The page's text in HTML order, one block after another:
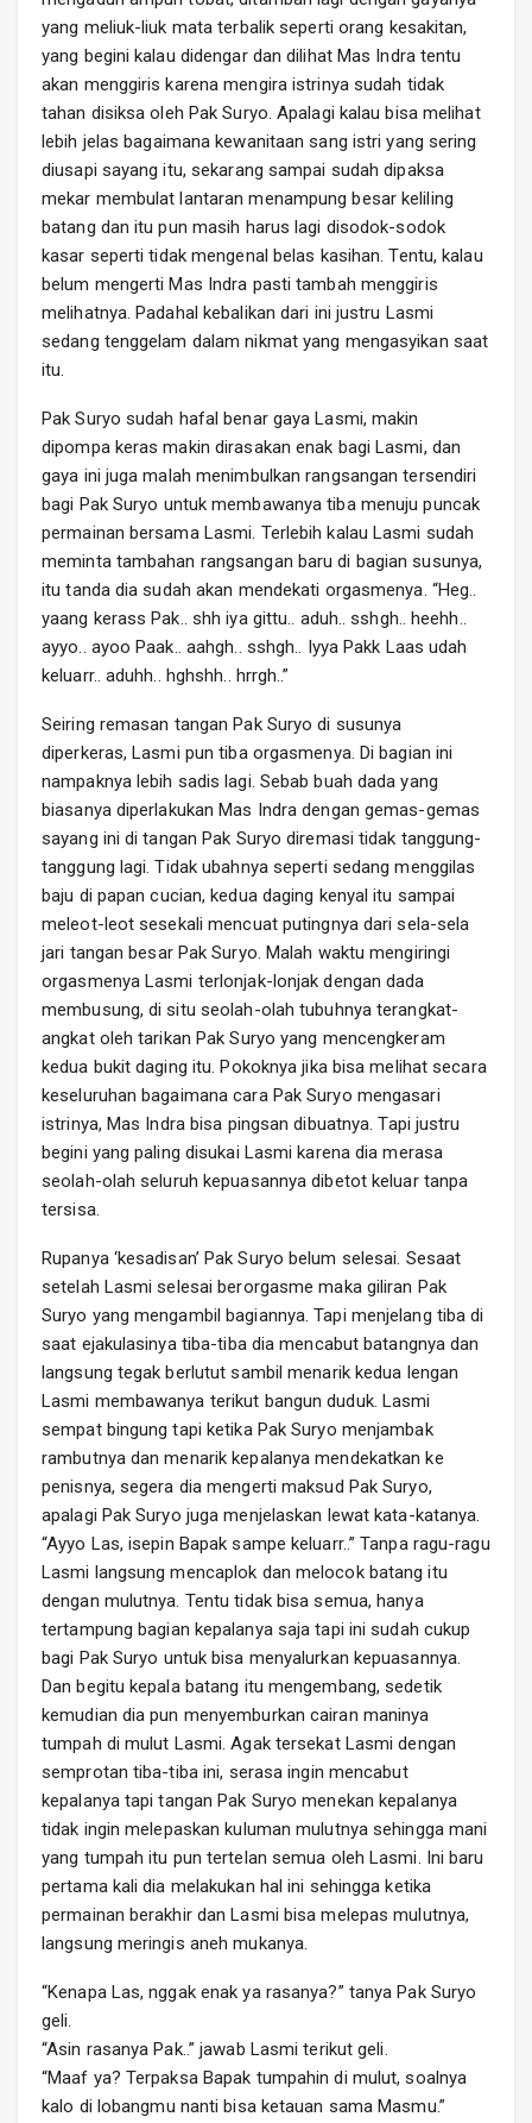
yang meliuk-liuk mata terbalik seperti orang kesakitan,
yang begini kalau didengar dan dilihat Mas Indra tentu
akan menggiris karena mengira istrinya sudah tidak
tahan disiksa oleh Pak Suryo. Apalagi kalau bisa melihat
lebih jelas bagaimana kewanitaan sang istri yang sering
diusapi sayang itu, sekarang sampai sudah dipaksa
mekar membulat lantaran menampung besar keliling
batang dan itu pun masih harus lagi disodok-sodok
kasar seperti tidak mengenal belas kasihan. Tentu, kalau
belum mengerti Mas Indra pasti tambah menggiris
melihatnya. Padahal kebalikan dari ini justru Lasmi
sedang tenggelam dalam nikmat yang mengasyikan saat
itu.
Pak Suryo sudah hafal benar gaya Lasmi, makin
dipompa keras makin dirasakan enak bagi Lasmi, dan
gaya ini juga malah menimbulkan rangsangan tersendiri
bagi Pak Suryo untuk membawanya tiba menuju puncak
permainan bersama Lasmi. Terlebih kalau Lasmi sudah
meminta tambahan rangsangan baru di bagian susunya,
itu tanda dia sudah akan mendekati orgasmenya. “Heg..
yaang kerass Pak.. shh iya gittu.. aduh.. sshgh.. heehh..
ayyo.. ayoo Paak.. aahgh.. sshgh.. Iyya Pakk Laas udah
keluarr.. aduhh.. hghshh.. hrrgh..”
Seiring remasan tangan Pak Suryo di susunya
diperkeras, Lasmi pun tiba orgasmenya. Di bagian ini
nampaknya lebih sadis lagi. Sebab buah dada yang
biasanya diperlakukan Mas Indra dengan gemas-gemas
sayang ini di tangan Pak Suryo diremasi tidak tanggung-
tanggung lagi. Tidak ubahnya seperti sedang menggilas
baju di papan cucian, kedua daging kenyal itu sampai
meleot-leot sesekali mencuat putingnya dari sela-sela
jari tangan besar Pak Suryo. Malah waktu mengiringi
orgasmenya Lasmi terlonjak-lonjak dengan dada
membusung, di situ seolah-olah tubuhnya terangkat-
angkat oleh tarikan Pak Suryo yang mencengkeram
kedua bukit daging itu. Pokoknya jika bisa melihat secara
keseluruhan bagaimana cara Pak Suryo mengasari
istrinya, Mas Indra bisa pingsan dibuatnya. Tapi justru
begini yang paling disukai Lasmi karena dia merasa
seolah-olah seluruh kepuasannya dibetot keluar tanpa
tersisa.
Rupanya ‘kesadisan’ Pak Suryo belum selesai. Sesaat
setelah Lasmi selesai berorgasme maka giliran Pak
Suryo yang mengambil bagiannya. Tapi menjelang tiba di
saat ejakulasinya tiba-tiba dia mencabut batangnya dan
langsung tegak berlutut sambil menarik kedua lengan
Lasmi membawanya terikut bangun duduk. Lasmi
sempat bingung tapi ketika Pak Suryo menjambak
rambutnya dan menarik kepalanya mendekatkan ke
penisnya, segera dia mengerti maksud Pak Suryo,
apalagi Pak Suryo juga menjelaskan lewat kata-katanya.
“Ayyo Las, isepin Bapak sampe keluarr..” Tanpa ragu-ragu
Lasmi langsung mencaplok dan melocok batang itu
dengan mulutnya. Tentu tidak bisa semua, hanya
tertampung bagian kepalanya saja tapi ini sudah cukup
bagi Pak Suryo untuk bisa menyalurkan kepuasannya.
Dan begitu kepala batang itu mengembang, sedetik
kemudian dia pun menyemburkan cairan maninya
tumpah di mulut Lasmi. Agak tersekat Lasmi dengan
semprotan tiba-tiba ini, serasa ingin mencabut
kepalanya tapi tangan Pak Suryo menekan kepalanya
tidak ingin melepaskan kuluman mulutnya sehingga mani
yang tumpah itu pun tertelan semua oleh Lasmi. Ini baru
pertama kali dia melakukan hal ini sehingga ketika
permainan berakhir dan Lasmi bisa melepas mulutnya,
langsung meringis aneh mukanya.
“Kenapa Las, nggak enak ya rasanya?” tanya Pak Suryo
geli.
“Asin rasanya Pak..” jawab Lasmi terikut geli.
“Maaf ya? Terpaksa Bapak tumpahin di mulut, soalnya
kalo di lobangmu nanti bisa ketauan sama Masmu.”